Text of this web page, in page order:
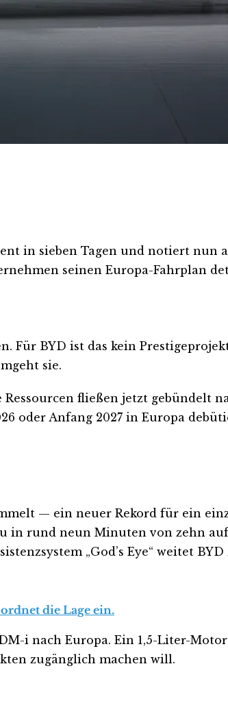
in sieben Tagen und notiert nun
seinen Europa-Fahrplan
BYD ist das kein
sie.
fließen jetzt gebündelt
oder Anfang 2027 in Europa
— ein neuer Rekord für ein
in rund neun Minuten von zehn
„God’s Eye“ weitet
die Lage ein.
i nach Europa. Ein 1,5-Liter-
zugänglich machen will.